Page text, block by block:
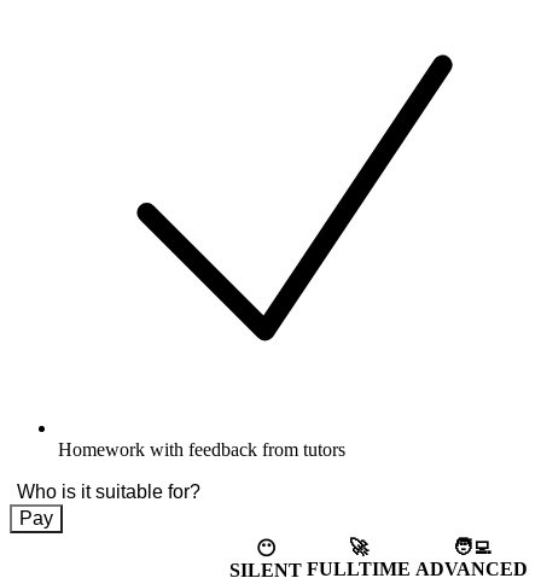
Homework with feedback from tutors
Who is it suitable for?
Pay
😶
SILENT
🚀
FULLTIME
🧑‍💻
ADVANCED